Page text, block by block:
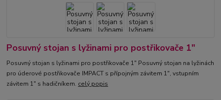
Posuvný stojan s lyžinami pro postřikovače 1"
Posuvný stojan s lyžinami pro postřikovače 1" Posuvný stojan na lyžinách
pro úderové postřikovače IMPACT s přípojným závitem 1", vstupním
závitem 1" s hadičníkem. celý popis